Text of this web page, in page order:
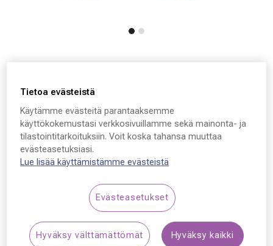
Ray-Ban 2224, 710/57
57 - 20 - 145
Synttäriale: erä merkkiaurinkolaseja –50 %,
katso alennetut tuotteet!
Tietoa evästeistä
Käytämme evästeitä parantaaksemme
käyttökokemustasi verkkosivuillamme sekä mainonta- ja
tilastointitarkoituksiin. Voit koska tahansa muuttaa
evästeasetuksiasi.
Lue lisää käyttämistämme evästeistä
Evästeasetukset
Hyväksy välttämättömät Hyväksy kaikki